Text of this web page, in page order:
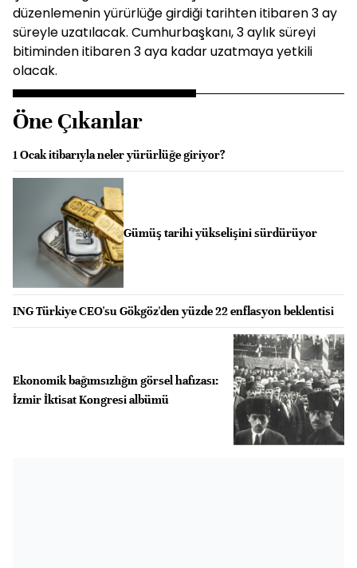
düzenlemenin yürürlüğe girdiği tarihten itibaren 3 ay
süreyle uzatılacak. Cumhurbaşkanı, 3 aylık süreyi
bitiminden itibaren 3 aya kadar uzatmaya yetkili
olacak.
Öne Çıkanlar
1 Ocak itibarıyla neler yürürlüğe giriyor?
Gümüş tarihi yükselişini sürdürüyor
ING Türkiye CEO'su Gökgöz'den yüzde 22 enflasyon beklentisi
Ekonomik bağımsızlığın görsel hafızası:
İzmir İktisat Kongresi albümü